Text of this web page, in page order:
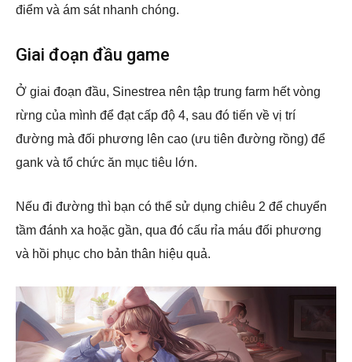
điểm và ám sát nhanh chóng.
Giai đoạn đầu game
Ở giai đoạn đầu, Sinestrea nên tập trung farm hết vòng
rừng của mình để đạt cấp độ 4, sau đó tiến về vị trí
đường mà đối phương lên cao (ưu tiên đường rồng) để
gank và tổ chức ăn mục tiêu lớn.
Nếu đi đường thì bạn có thể sử dụng chiêu 2 để chuyển
tầm đánh xa hoặc gần, qua đó cấu rỉa máu đối phương
và hồi phục cho bản thân hiệu quả.